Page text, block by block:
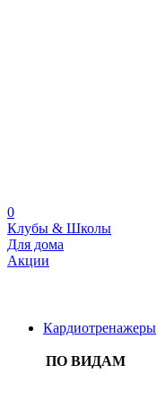
0
Клубы & Школы
Для дома
Акции
Кардиотренажеры
ПО ВИДАМ